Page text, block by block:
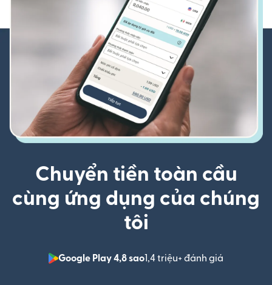
Chuyển tiền toàn cầu
cùng ứng dụng của chúng
tôi
Google Play 4,8 sao1,4 triệu+ đánh giá